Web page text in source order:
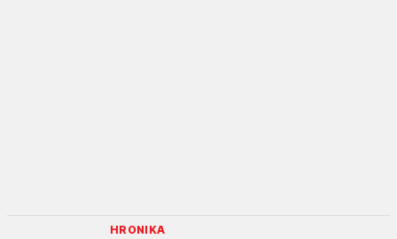
HRONIKA